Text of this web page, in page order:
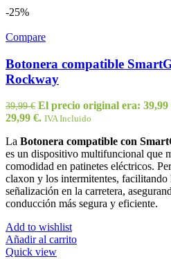
-25%
Compare
Botonera compatible
Rockway
39,99€ El precio original era: 39,99
29,99 €. IVA Incluido
La Botonera compatible con
es un dispositivo multifuncional que
comodidad en patinetes eléctricos.
claxon y los intermitentes,
señalización en la carretera,
conducción más segura y eficiente.
Add to wishlist
Añadir al carrito
Quick view